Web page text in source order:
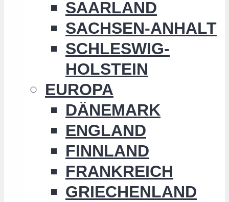
SAARLAND
SACHSEN-ANHALT
SCHLESWIG-
HOLSTEIN
EUROPA
DÄNEMARK
ENGLAND
FINNLAND
FRANKREICH
GRIECHENLAND